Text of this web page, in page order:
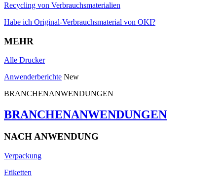
Recycling von Verbrauchsmaterialien
Habe ich Original-Verbrauchsmaterial von OKI?
MEHR
Alle Drucker
Anwenderberichte New
BRANCHENANWENDUNGEN
BRANCHENANWENDUNGEN
NACH ANWENDUNG
Verpackung
Etiketten